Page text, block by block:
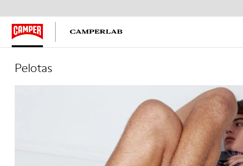
Pelotas